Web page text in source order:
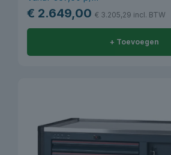
€ 2.649,00 € 3.205,29 incl. BTW
+ Toevoegen